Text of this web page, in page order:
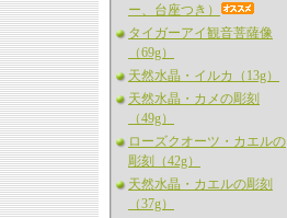
ー、台座つき）
タイガーアイ観音菩薩像
（69g）
天然水晶・イルカ（13g）
天然水晶・カメの彫刻
（49g）
ローズクオーツ・カエルの
彫刻（42g）
天然水晶・カエルの彫刻
（37g）